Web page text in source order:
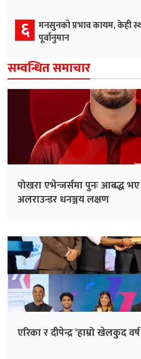
६ मनसुनको प्रभाव कायम, केही
पूर्वानुमान
सम्वन्धित समाचार
पोखरा एभेन्जर्समा पुनः आबद्ध
अलराउन्डर धनञ्जय लक्षण
एरिका र दीपेन्द्र ‘हाम्रो खेलकुद